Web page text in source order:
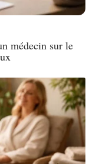
médecin sur le